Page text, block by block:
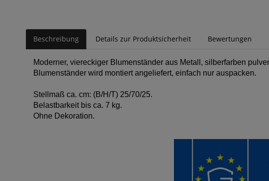
Beschreibung Details zur Produktsicherheit Bewertungen
Moderner, viereckiger Blumenständer aus Metall, silberfarben
Blumenständer wird montiert angeliefert, einfach nur auspacken.
Stellmaß ca. cm: (B/H/T) 25/70/25.
Belastbarkeit bis ca. 7 kg.
Ohne Dekoration.